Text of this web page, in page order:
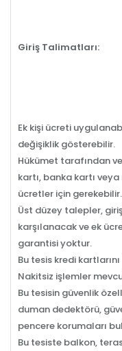
Giriş Talimatları:
Ek kişi ücreti
değişiklik gösterebilir.
Hükümet tarafından
kartı, banka kartı
ücretler için gerekebilir.
Üst düzey talepler,
karşılanacak ve ek
garantisi yoktur.
Bu tesis kredi
Nakitsiz işlemler
Bu tesisin güvenlik
duman dedektörü,
pencere korumaları
Bu tesiste balkon,